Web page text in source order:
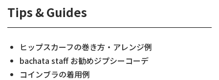
Tips & Guides
ヒップスカーフの巻き方・アレンジ例
bachata staff お勧めジプシーコーデ
コインブラの着用例